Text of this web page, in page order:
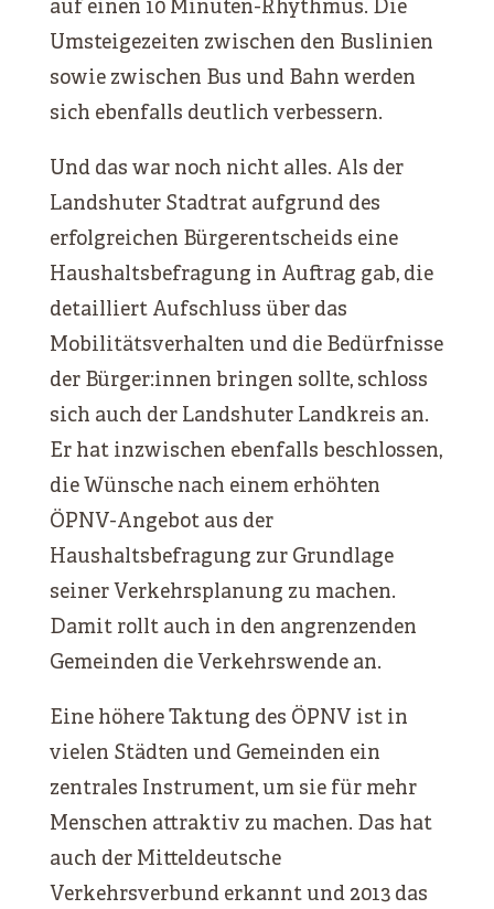
auf einen 10 Minuten-Rhythmus. Die
Umsteigezeiten zwischen den Buslinien
sowie zwischen Bus und Bahn werden
sich ebenfalls deutlich verbessern.
Und das war noch nicht alles. Als der
Landshuter Stadtrat aufgrund des
erfolgreichen Bürgerentscheids eine
Haushaltsbefragung in Auftrag gab, die
detailliert Aufschluss über das
Mobilitätsverhalten und die Bedürfnisse
der Bürger:innen bringen sollte, schloss
sich auch der Landshuter Landkreis an.
Er hat inzwischen ebenfalls beschlossen,
die Wünsche nach einem erhöhten
ÖPNV-Angebot aus der
Haushaltsbefragung zur Grundlage
seiner Verkehrsplanung zu machen.
Damit rollt auch in den angrenzenden
Gemeinden die Verkehrswende an.
Eine höhere Taktung des ÖPNV ist in
vielen Städten und Gemeinden ein
zentrales Instrument, um sie für mehr
Menschen attraktiv zu machen. Das hat
auch der Mitteldeutsche
Verkehrsverbund erkannt und 2013 das